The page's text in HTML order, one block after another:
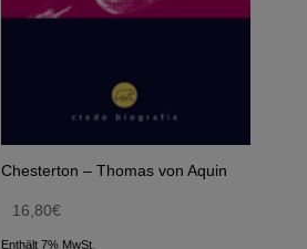
Chesterton – Thomas von Aquin
16,80€
Enthält 7% MwSt.